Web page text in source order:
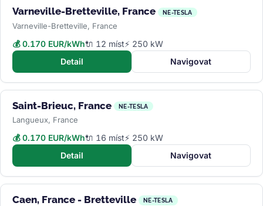
Varneville-Bretteville, France NE-TESLA
Varneville-Bretteville, France
💰 0.170 EUR/kWh🔌 12 míst⚡ 250 kW
Detail
Navigovat
Saint-Brieuc, France NE-TESLA
Langueux, France
💰 0.170 EUR/kWh🔌 16 míst⚡ 250 kW
Detail
Navigovat
Caen, France - Bretteville NE-TESLA